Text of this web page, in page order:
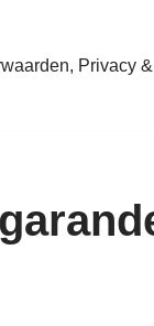
Privacy